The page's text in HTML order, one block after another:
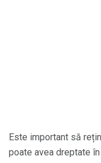
Este important să
poate avea dreptate